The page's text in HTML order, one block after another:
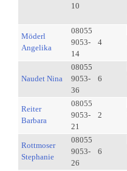
10
Möderl
Angelika
08055
9053-
14
4
Naudet Nina
08055
9053-
36
6
Reiter
Barbara
08055
9053-
21
2
Rottmoser
Stephanie
08055
9053-
26
6